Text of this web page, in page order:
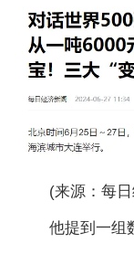
(来源：每
他提到一组